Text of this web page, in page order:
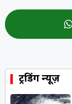
ट्रेंडिंग न्यूज़